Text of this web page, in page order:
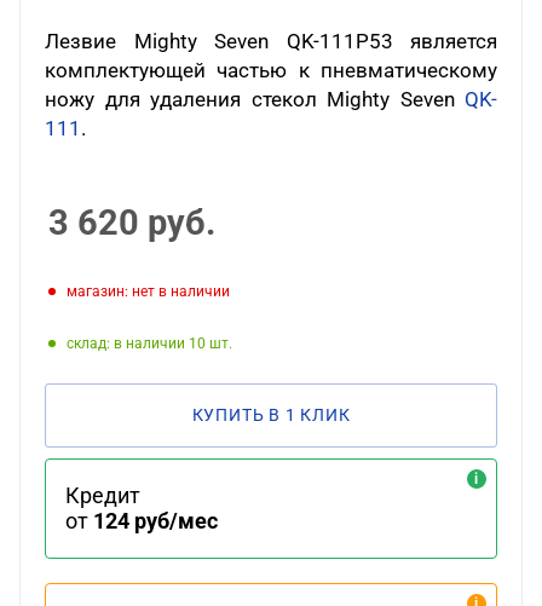
Лезвие Mighty Seven QK-111P53 является
комплектующей частью к пневматическому
ножу для удаления стекол Mighty Seven QK-
111 .
3 620 руб.
Магазин: нет в наличии
Склад: в наличии 10
КУПИТЬ В 1 КЛИК
Кредит
от 124 руб/мес